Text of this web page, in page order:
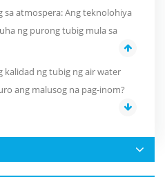
sa atmospera: Ang teknolohiya
ng purong tubig mula sa
kalidad ng tubig ng air water
ang malusog na pag-inom?